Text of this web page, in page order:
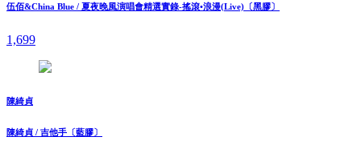
伍佰&China Blue / 夏夜晚風演唱會精選實錄-搖滾•浪漫(Live)〔黑膠〕
1,699
陳綺貞
陳綺貞 / 吉他手〔藍膠〕